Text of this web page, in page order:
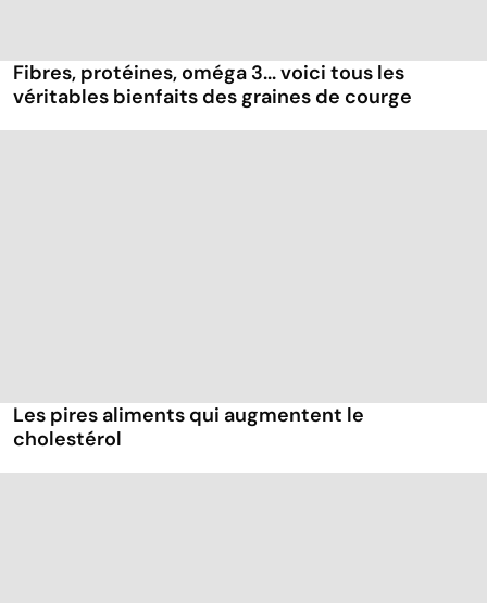
Fibres, protéines, oméga 3... voici tous les
véritables bienfaits des graines de courge
Les pires aliments qui augmentent le
cholestérol